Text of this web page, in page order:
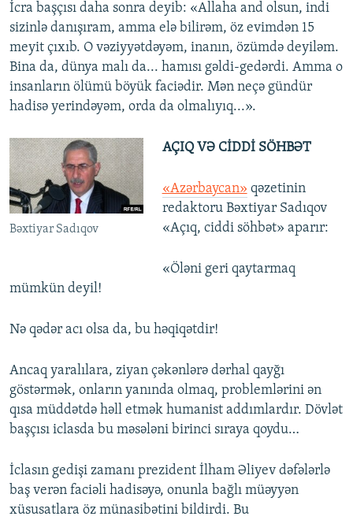
İcra başçısı daha sonra deyib: «Allaha and olsun, indi
sizinlə danışıram, amma elə bilirəm, öz evimdən 15
meyit çıxıb. O vəziyyətdəyəm, inanın, özümdə deyiləm.
Bina da, dünya malı da... hamısı gəldi-gedərdi. Amma o
insanların ölümü böyük faciədir. Mən neçə gündür
hadisə yerindəyəm, orda da olmalıyıq...».
Bəxtiyar Sadıqov
AÇIQ VƏ CİDDİ SÖHBƏT
«Azərbaycan» qəzetinin
redaktoru Bəxtiyar Sadıqov
«Açıq, ciddi söhbət» aparır:
«Öləni geri qaytarmaq
mümkün deyil!
Nə qədər acı olsa da, bu həqiqətdir!
Ancaq yaralılara, ziyan çəkənlərə dərhal qayğı
göstərmək, onların yanında olmaq, problemlərini ən
qısa müddətdə həll etmək humanist addımlardır. Dövlət
başçısı iclasda bu məsələni birinci sıraya qoydu…
İclasın gedişi zamanı prezident İlham Əliyev dəfələrlə
baş verən faciəli hadisəyə, onunla bağlı müəyyən
xüsusatlara öz münasibətini bildirdi. Bu